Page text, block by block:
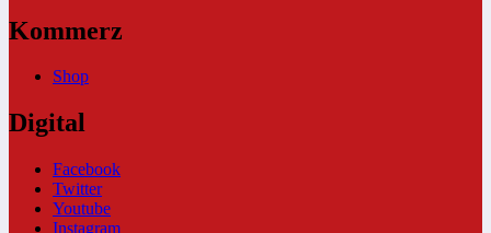
Kommerz
Shop
Digital
Facebook
Twitter
Youtube
Instagram